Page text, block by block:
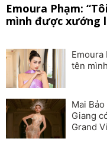
Emoura Phạm:
mình được xướng
Emoura
tên
Mai
Giang
Grand